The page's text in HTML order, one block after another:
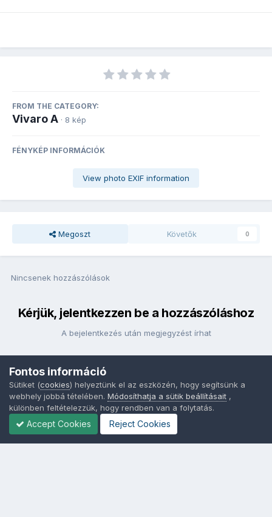
FROM THE CATEGORY:
Vivaro A · 8 kép
FÉNYKÉP INFORMÁCIÓK
View photo EXIF information
Megoszt Követők 0
Nincsenek hozzászólások
Kérjük, jelentkezzen be a hozzászóláshoz
A bejelentkezés után megjegyzést írhat
Fontos információ
Sütiket (cookies) helyeztünk el az eszközén, hogy segítsünk a
webhely jobbá tételében. Módosíthatja a sütik beállításait ,
különben feltételezzük, hogy rendben van a folytatás.
Accept Cookies Reject Cookies